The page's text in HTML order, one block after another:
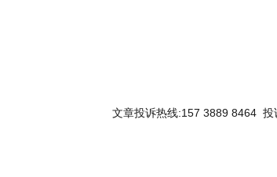
文章投诉热线:157 3889 8464